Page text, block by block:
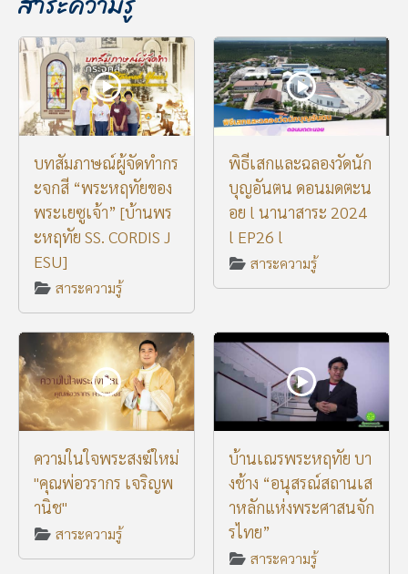
บทสัมภาษณ์ผู้จัดทำกร
ะจกสี “พระหฤทัยของ
พระเยซูเจ้า” [บ้านพร
ะหฤทัย SS. CORDIS J
ESU]
สาระความรู้
พิธีเสกและฉลองวัดนัก
บุญอันตน ดอนมดตะน
อย l นานาสาระ 2024
l EP26 l
สาระความรู้
ความในใจพระสงฆ์ใหม่
"คุณพ่อวรากร เจริญพ
านิช"
สาระความรู้
บ้านเณรพระหฤทัย บา
งช้าง “อนุสรณ์สถานเส
าหลักแห่งพระศาสนจัก
รไทย”
สาระความรู้